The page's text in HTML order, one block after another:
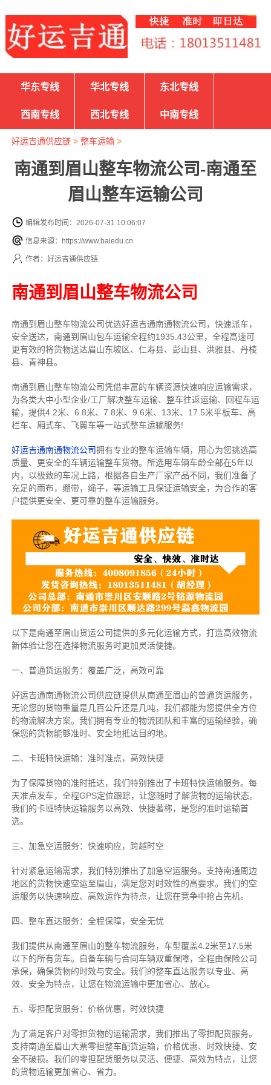
华东专线 华北专线 东北专线
西南专线 西北专线 中南专线
好运吉通供应链> 整车运输>
南通到眉山整车物流公司-南通至
眉山整车运输公司
编辑发布时间：2026-07-31 10:06:07
信息来源：https://www.baiedu.cn
作者：好运吉通供应链
南通到眉山整车物流公司
南通到眉山整车物流公司优选好运吉通南通物流公司，快速派车，
安全送达，南通到眉山包车运输全程约1935.43公里，全程高速可
更有效的将货物送达眉山东坡区、仁寿县、彭山县、洪雅县、丹棱
县、青神县。
南通到眉山整车物流公司凭借丰富的车辆资源快速响应运输需求，
为各类大中小型企业/工厂解决整车运输、整车往返运输、回程车运
输， 提供4.2米、6.8米、7.8米、9.6米、13米、17.5米平板车、高
栏车、厢式车、飞翼车等一站式整车运输服务!
好运吉通南通物流公司拥有专业的整车运输车辆，用心为您挑选高
质量、更安全的车辆运输整车货物。所选用车辆车龄全部在5年以
内，以极致的车况上路，根据各自生产厂家产品不同，我们准备了
充足的雨布，绷带，绳子，等运输工具保证运输安全，为合作的客
户提供更安全、更可靠的整车运输服务。
以下是南通至眉山货运公司提供的多元化运输方式，打造高效物流
新体验让您在选择物流服务时更加灵活便捷。
一、普通货运服务：覆盖广泛，高效可靠
好运吉通南通物流公司供应链提供从南通至眉山的普通货运服务，
无论您的货物重量是几百公斤还是几吨，我们都能为您提供全方位
的物流解决方案。我们拥有专业的物流团队和丰富的运输经验，确
保您的货物能够准时、安全地抵达目的地。
二、卡班特快运输：准时准点，高效快捷
为了保障货物的准时抵达，我们特别推出了卡班特快运输服务。每
天准点发车，全程GPS定位跟踪，让您随时了解货物的运输状态。
我们的卡班特快运输服务以高效、快捷著称，是您的准时运输首
选。
三、加急空运服务：快速响应，跨越时空
针对紧急运输需求，我们特别推出了加急空运服务。支持南通周边
地区的货物快速空运至眉山，满足您对时效性的高要求。我们的空
运服务以快速响应、高效运作为特点，让您在竞争中抢占先机。
四、整车直达服务：全程保障，安全无忧
我们提供从南通至眉山的整车物流服务，车型覆盖4.2米至17.5米
以下的所有货车。自备车辆与合同车辆双重保障，全程由保险公司
承保，确保货物的时效与安全。我们的整车直达服务以专业、高
效、安全为特点，让您在物流运输中更加省心、放心。
五、零担配货服务：价格优惠，时效快捷
为了满足客户对零担货物的运输需求，我们推出了零担配货服务。
支持南通至眉山大票零担整车配货运输，价格优惠、时效快捷、安
全不破损。我们的零担配货服务以灵活、便捷、高效为特点，让您
的货物运输更加省心、省力。